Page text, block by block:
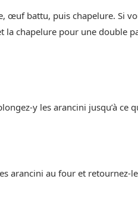
battu, puis chapelure. Si
la chapelure pour une double
y les arancini jusqu’à ce
arancini au four et